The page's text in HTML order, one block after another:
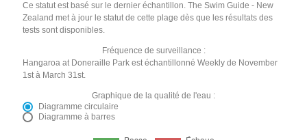
Ce statut est basé sur le dernier échantillon. The Swim Guide - New
Zealand met à jour le statut de cette plage dès que les résultats des
tests sont disponibles.
Fréquence de surveillance :
Hangaroa at Doneraille Park est échantillonné Weekly de November
1st à March 31st.
Graphique de la qualité de l'eau :
Diagramme circulaire
Diagramme à barres